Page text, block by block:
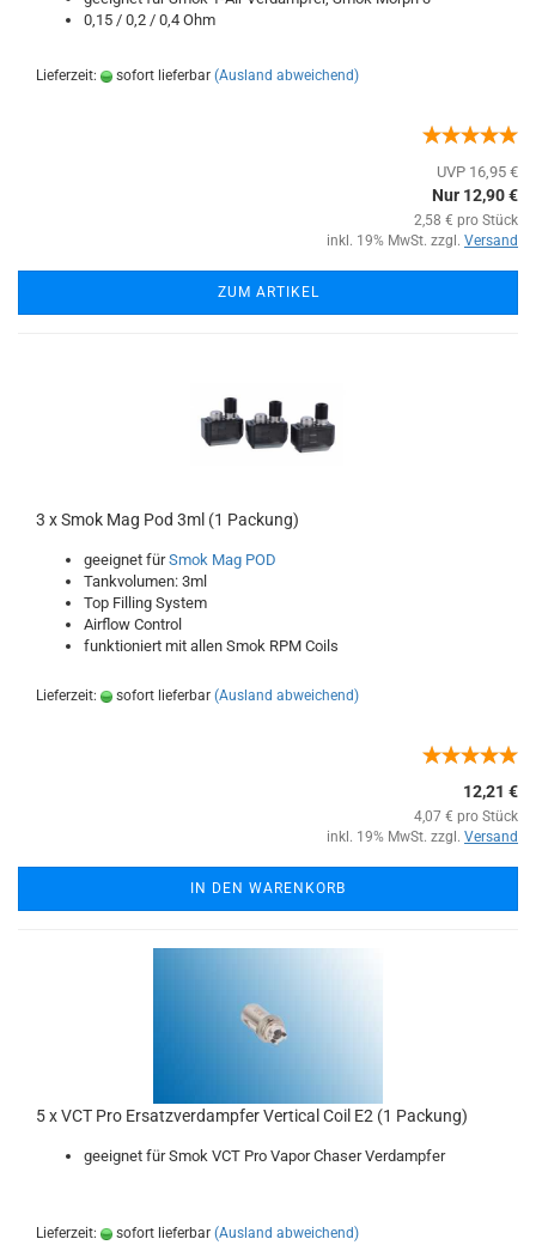
0,15 / 0,2 / 0,4 Ohm
Lieferzeit: sofort lieferbar (Ausland abweichend)
UVP 16,95 €
Nur 12,90 €
2,58 € pro Stück
inkl. 19% MwSt. zzgl. Versand
ZUM ARTIKEL
3 x Smok Mag Pod 3ml (1 Packung)
geeignet fürSmok Mag POD
Tankvolumen: 3ml
Top Filling System
Airflow Control
funktioniert mit allen Smok RPM Coils
Lieferzeit: sofort lieferbar (Ausland abweichend)
12,21 €
4,07 € pro Stück
inkl. 19% MwSt. zzgl. Versand
IN DEN WARENKORB
5 x VCT Pro Ersatzverdampfer Vertical Coil E2 (1 Packung)
geeignet für Smok VCT Pro Vapor Chaser Verdampfer
Lieferzeit: sofort lieferbar (Ausland abweichend)